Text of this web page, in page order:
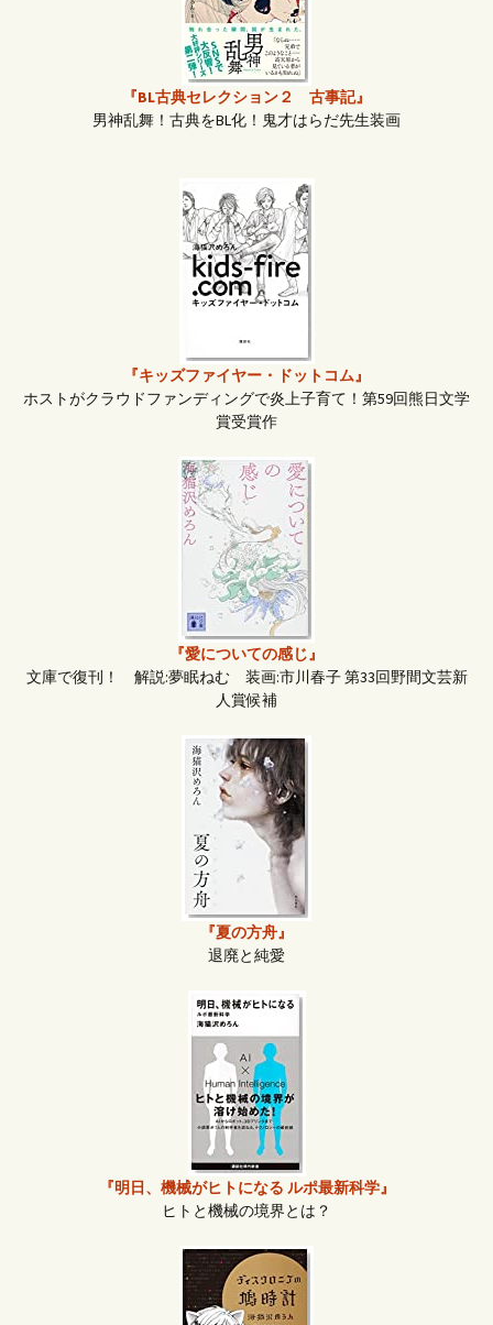
『BL古典セレクション２ 古事記』
男神乱舞！古典をBL化！鬼才はらだ先生装画
『キッズファイヤー・ドットコム』
ホストがクラウドファンディングで炎上子育て！第59回熊日文学
賞受賞作
『愛についての感じ』
文庫で復刊！ 解説:夢眠ねむ 装画:市川春子 第33回野間文芸新
人賞候補
『夏の方舟』
退廃と純愛
『明日、機械がヒトになる ルポ最新科学』
ヒトと機械の境界とは？